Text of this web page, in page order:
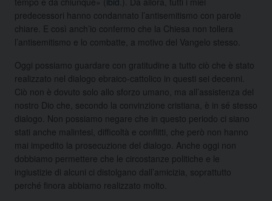
predecessori hanno condannato l’antisemitismo con parole
chiare. E così anch’io confermo che la Chiesa non tollera
l’antisemitismo e lo combatte, a motivo del Vangelo stesso.
Oggi possiamo guardare con gratitudine a tutto ciò che è stato
realizzato nel dialogo ebraico-cattolico in questi sei decenni.
Ciò non è dovuto solo allo sforzo umano, ma all’assistenza del
nostro Dio che, secondo la convinzione cristiana, è in sé stesso
dialogo. Non possiamo negare che in questo periodo ci siano
stati anche malintesi, difficoltà e conflitti, che però non hanno
mai impedito la prosecuzione del dialogo. Anche oggi non
dobbiamo permettere che le circostanze politiche e le
ingiustizie di alcuni ci distolgano dall’amicizia, soprattutto
perché finora abbiamo realizzato molto.